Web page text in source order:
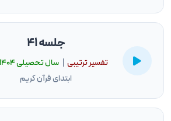
جلسه 41
تفسیر ترتیبی سال تحصيلى ۱۴۰۴
ابتدای قرآن کریم